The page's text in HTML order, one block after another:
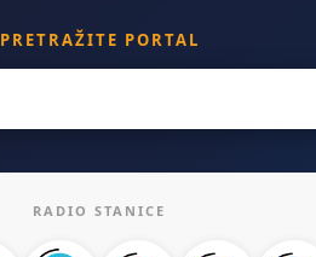
PRETRAŽITE PORTAL
RADIO STANICE